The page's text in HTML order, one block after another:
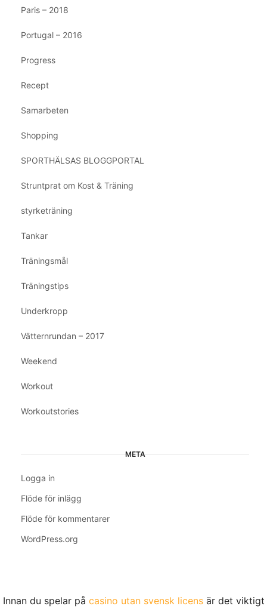
Paris – 2018
Portugal – 2016
Progress
Recept
Samarbeten
Shopping
SPORTHÄLSAS BLOGGPORTAL
Struntprat om Kost & Träning
styrketräning
Tankar
Träningsmål
Träningstips
Underkropp
Vätternrundan – 2017
Weekend
Workout
Workoutstories
META
Logga in
Flöde för inlägg
Flöde för kommentarer
WordPress.org
Innan du spelar på casino utan svensk licensär det viktigt